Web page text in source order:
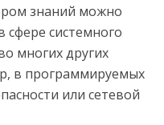
знаний можно
сфере системного
многих других
в программируемых
или сетевой